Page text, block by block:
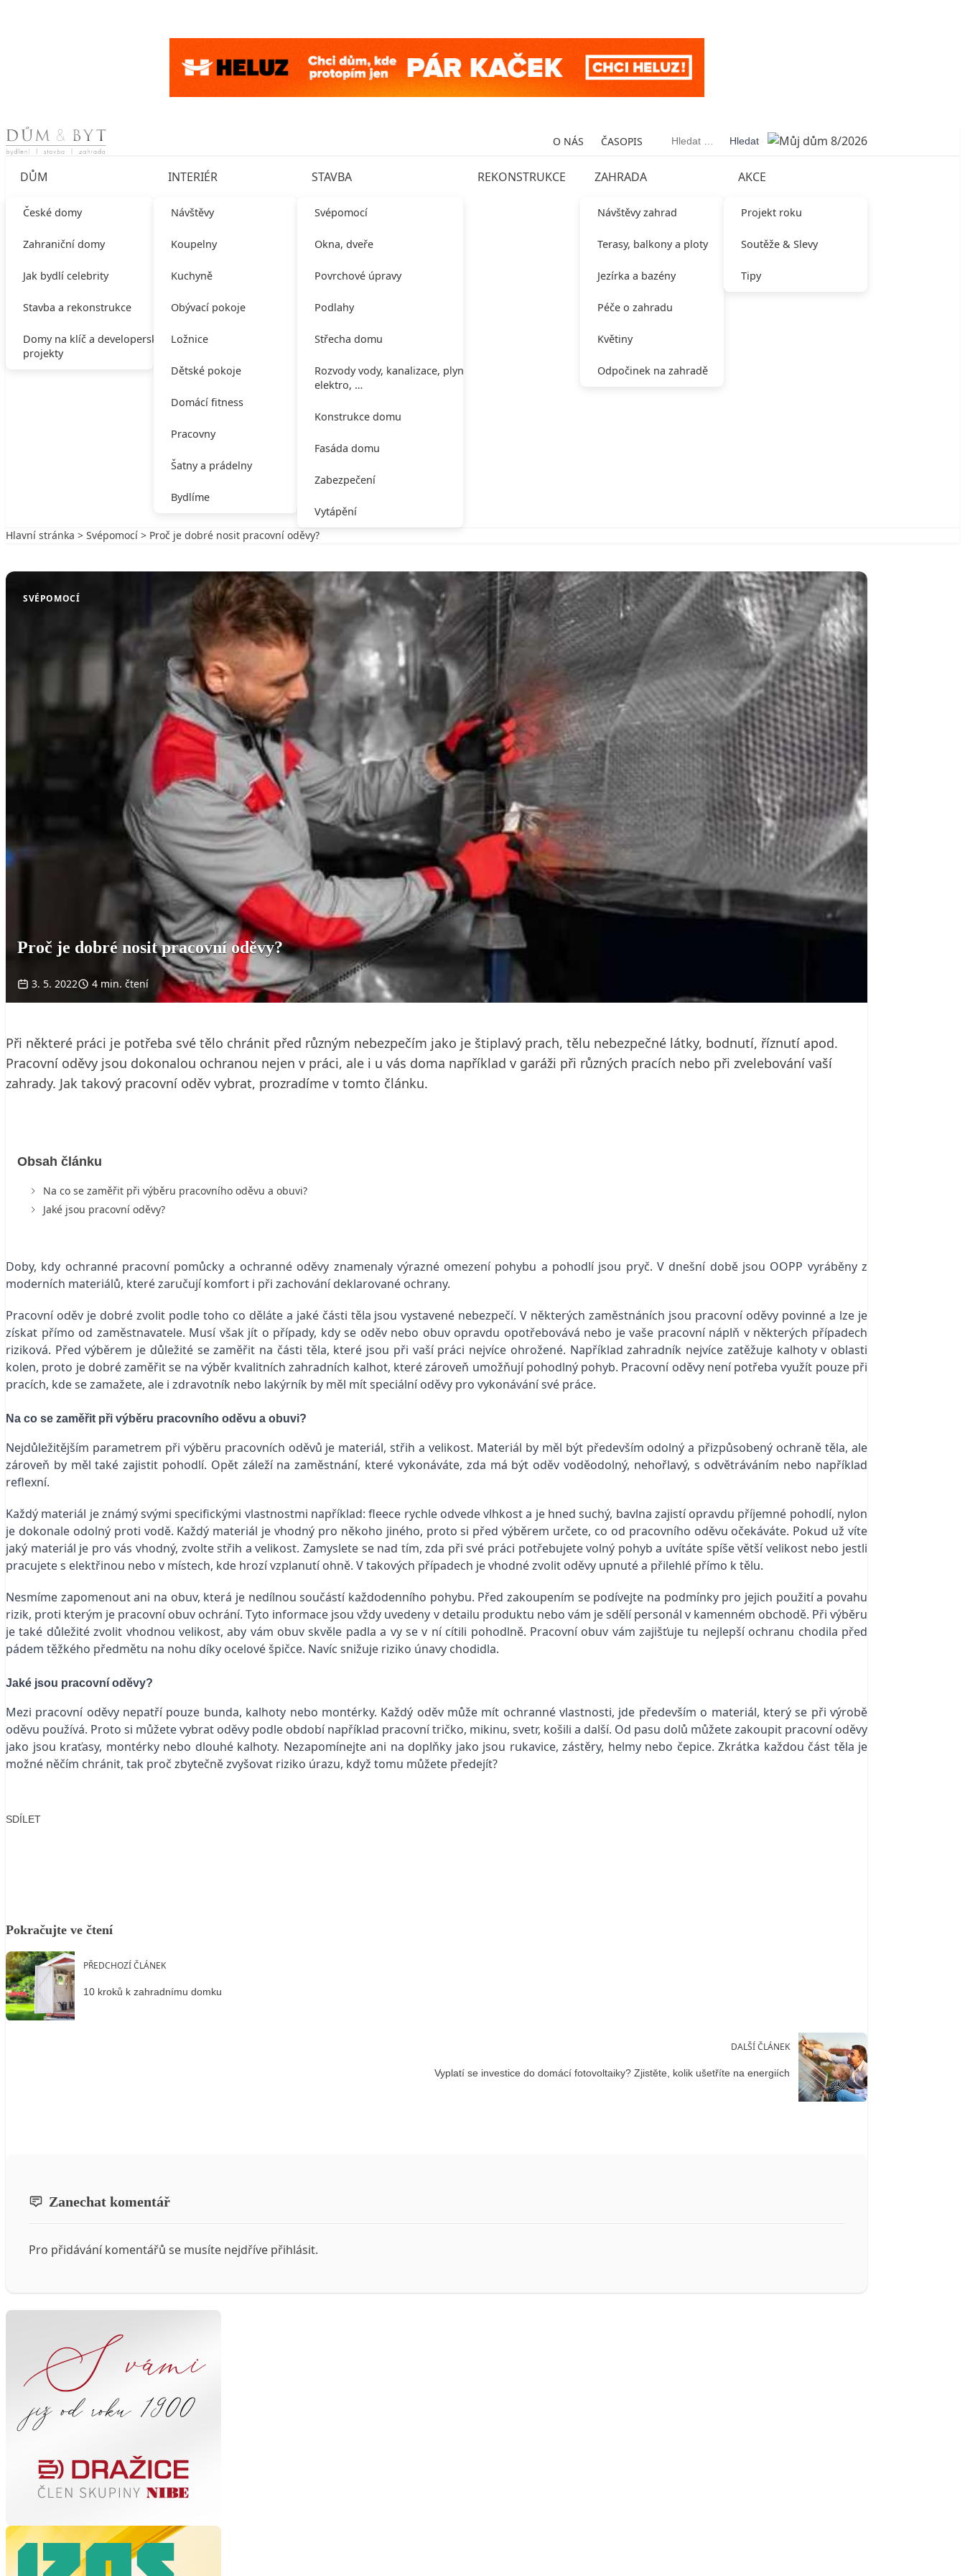
Skip to content O NÁS ČASOPIS Vyhledávání
DŮM
České domy
Zahraniční domy
Jak bydlí celebrity
Stavba a rekonstrukce
Domy na klíč a developerské
projekty
INTERIÉR
Návštěvy
Koupelny
Kuchyně
Obývací pokoje
Ložnice
Dětské pokoje
Domácí fitness
Pracovny
Šatny a prádelny
Bydlíme
STAVBA
Svépomocí
Okna, dveře
Povrchové úpravy
Podlahy
Střecha domu
Rozvody vody, kanalizace, plynu,
elektro, …
Konstrukce domu
Fasáda domu
Zabezpečení
Vytápění
REKONSTRUKCE ZAHRADA
Návštěvy zahrad
Terasy, balkony a ploty
Jezírka a bazény
Péče o zahradu
Květiny
Odpočinek na zahradě
AKCE
Projekt roku
Soutěže & Slevy
Tipy
Hlavní stránka > Svépomocí > Proč je dobré nosit pracovní oděvy?
SVÉPOMOCÍ
Proč je dobré nosit pracovní oděvy?
3. 5. 2022 4 min. čtení
Při některé práci je potřeba své tělo chránit před různým nebezpečím jako je štiplavý prach, tělu nebezpečné látky, bodnutí, říznutí apod.
Pracovní oděvy jsou dokonalou ochranou nejen v práci, ale i u vás doma například v garáži při různých pracích nebo při zvelebování vaší
zahrady. Jak takový pracovní oděv vybrat, prozradíme v tomto článku.
Obsah článku
Na co se zaměřit při výběru pracovního oděvu a obuvi?
Jaké jsou pracovní oděvy?
Doby, kdy ochranné pracovní pomůcky a ochranné oděvy znamenaly výrazné omezení pohybu a pohodlí jsou pryč. V dnešní době jsou OOPP vyráběny z
moderních materiálů, které zaručují komfort i při zachování deklarované ochrany.
Pracovní oděv je dobré zvolit podle toho co děláte a jaké části těla jsou vystavené nebezpečí. V některých zaměstnáních jsou pracovní oděvy povinné a lze je
získat přímo od zaměstnavatele. Musí však jít o případy, kdy se oděv nebo obuv opravdu opotřebovává nebo je vaše pracovní náplň v některých případech
riziková. Před výběrem je důležité se zaměřit na části těla, které jsou při vaší práci nejvíce ohrožené. Například zahradník nejvíce zatěžuje kalhoty v oblasti
kolen, proto je dobré zaměřit se na výběr kvalitních zahradních kalhot, které zároveň umožňují pohodlný pohyb. Pracovní oděvynení potřeba využít pouze při
pracích, kde se zamažete, ale i zdravotník nebo lakýrník by měl mít speciální oděvy pro vykonávání své práce.
Na co se zaměřit při výběru pracovního oděvu a obuvi?
Nejdůležitějším parametrem při výběru pracovních oděvů je materiál, střih a velikost. Materiál by měl být především odolný a přizpůsobený ochraně těla, ale
zároveň by měl také zajistit pohodlí. Opět záleží na zaměstnání, které vykonáváte, zda má být oděv voděodolný, nehořlavý, s odvětráváním nebo například
reflexní.
Každý materiál je známý svými specifickými vlastnostmi například: fleece rychle odvede vlhkost a je hned suchý, bavlna zajistí opravdu příjemné pohodlí, nylon
je dokonale odolný proti vodě. Každý materiál je vhodný pro někoho jiného, proto si před výběrem určete, co od pracovního oděvu očekáváte. Pokud už víte
jaký materiál je pro vás vhodný, zvolte střih a velikost. Zamyslete se nad tím, zda při své práci potřebujete volný pohyb a uvítáte spíše větší velikost nebo jestli
pracujete s elektřinou nebo v místech, kde hrozí vzplanutí ohně. V takových případech je vhodné zvolit oděvy upnuté a přilehlé přímo k tělu.
Nesmíme zapomenout ani na obuv, která je nedílnou součástí každodenního pohybu. Před zakoupením se podívejte na podmínky pro jejich použití a povahu
rizik, proti kterým je pracovní obuv ochrání. Tyto informace jsou vždy uvedeny v detailu produktu nebo vám je sdělí personál v kamenném obchodě. Při výběru
je také důležité zvolit vhodnou velikost, aby vám obuv skvěle padla a vy se v ní cítili pohodlně. Pracovní obuv vám zajišťuje tu nejlepší ochranu chodila před
pádem těžkého předmětu na nohu díky ocelové špičce. Navíc snižuje riziko únavy chodidla.
Jaké jsou pracovní oděvy?
Mezi pracovní oděvy nepatří pouze bunda, kalhoty nebo montérky. Každý oděv může mít ochranné vlastnosti, jde především o materiál, který se při výrobě
oděvu používá. Proto si můžete vybrat oděvy podle období například pracovní tričko, mikinu, svetr, košili a další. Od pasu dolů můžete zakoupit pracovní oděvy
jako jsou kraťasy, montérky nebo dlouhé kalhoty. Nezapomínejte ani na doplňky jako jsou rukavice, zástěry, helmy nebo čepice. Zkrátka každou část těla je
možné něčím chránit, tak proč zbytečně zvyšovat riziko úrazu, když tomu můžete předejít?
SDÍLET
Pokračujte ve čtení
PŘEDCHOZÍ ČLÁNEK
10 kroků k zahradnímu domku
DALŠÍ ČLÁNEK
Vyplatí se investice do domácí fotovoltaiky? Zjistěte, kolik ušetříte na energiích
Zanechat komentář
Pro přidávání komentářů se musíte nejdříve přihlásit.